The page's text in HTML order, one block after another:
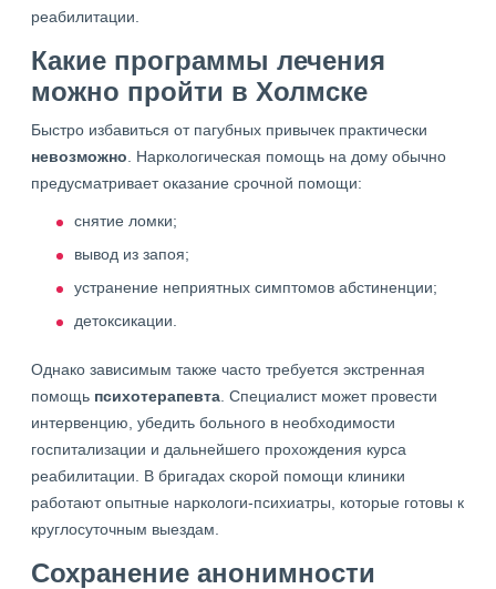
реабилитации.
Какие программы лечения
можно пройти в Холмске
Быстро избавиться от пагубных привычек практически
невозможно . Наркологическая помощь на дому обычно
предусматривает оказание срочной помощи:
снятие ломки;
вывод из запоя;
устранение неприятных симптомов абстиненции;
детоксикации.
Однако зависимым также часто требуется экстренная
помощь психотерапевта . Специалист может провести
интервенцию, убедить больного в необходимости
госпитализации и дальнейшего прохождения курса
реабилитации. В бригадах скорой помощи клиники
работают опытные наркологи-психиатры, которые готовы к
круглосуточным выездам.
Сохранение анонимности